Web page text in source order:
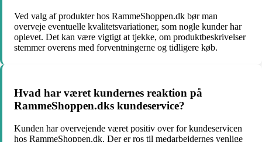
Ved valg af produkter hos RammeShoppen.dk bør man
overveje eventuelle kvalitetsvariationer, som nogle kunder har
oplevet. Det kan være vigtigt at tjekke, om produktbeskrivelser
stemmer overens med forventningerne og tidligere køb.
Hvad har været kundernes reaktion på
RammeShoppen.dks kundeservice?
Kunden har overvejende været positiv over for kundeservicen
hos RammeShoppen.dk. Der er ros til medarbejdernes venlige